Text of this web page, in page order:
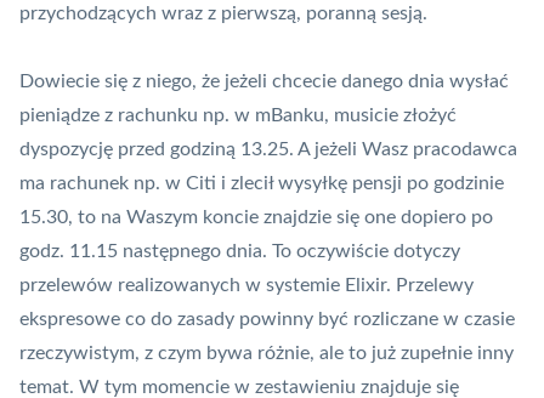
przychodzących wraz z pierwszą, poranną sesją.
Dowiecie się z niego, że jeżeli chcecie danego dnia wysłać
pieniądze z rachunku np. w mBanku, musicie złożyć
dyspozycję przed godziną 13.25. A jeżeli Wasz pracodawca
ma rachunek np. w Citi i zlecił wysyłkę pensji po godzinie
15.30, to na Waszym koncie znajdzie się one dopiero po
godz. 11.15 następnego dnia. To oczywiście dotyczy
przelewów realizowanych w systemie Elixir. Przelewy
ekspresowe co do zasady powinny być rozliczane w czasie
rzeczywistym, z czym bywa różnie, ale to już zupełnie inny
temat. W tym momencie w zestawieniu znajduje się